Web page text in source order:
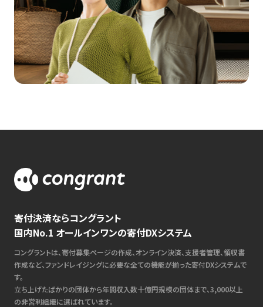
寄付決済ならコングラント
国内No.1 オールインワンの寄付DXシステム
コングラントは、寄付募集ページの作成、オンライン決済、支援者管理、領収書
作成など、ファンドレイジングに必要な全ての機能が揃った寄付DXシステムで
す。
立ち上げたばかりの団体から年間収入数十億円規模の団体まで、3,000以上
の非営利組織に選ばれています。